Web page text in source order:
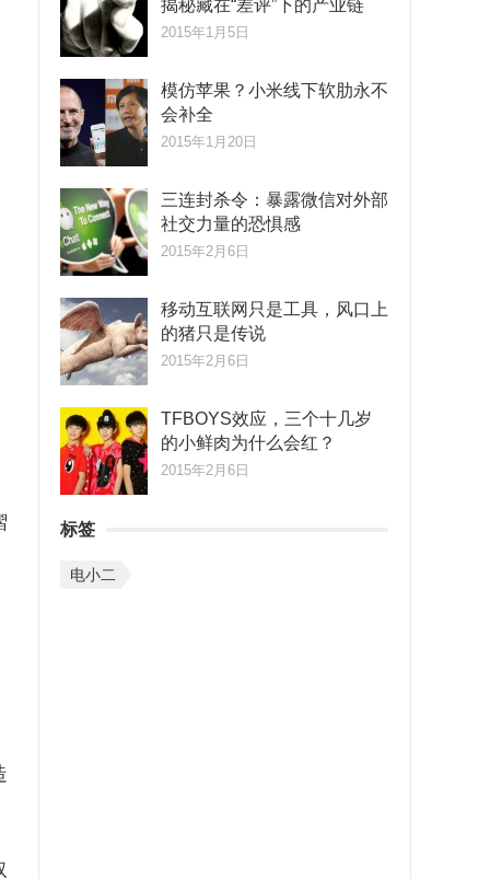
揭秘藏在“差评”下的产业链
2015年1月5日
模仿苹果？小米线下软肋永不
会补全
2015年1月20日
三连封杀令：暴露微信对外部
社交力量的恐惧感
2015年2月6日
移动互联网只是工具，风口上
的猪只是传说
2015年2月6日
TFBOYS效应，三个十几岁
的小鲜肉为什么会红？
2015年2月6日
标签
电小二